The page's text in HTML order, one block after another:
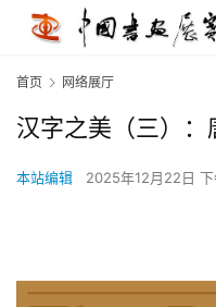
首页 网络展厅
汉字之美（三）：
本站编辑 2025年12月22日